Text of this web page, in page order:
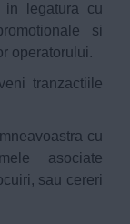
legatura cu
si
operatorului.
tranzactiile
cu
asociate
sau cereri